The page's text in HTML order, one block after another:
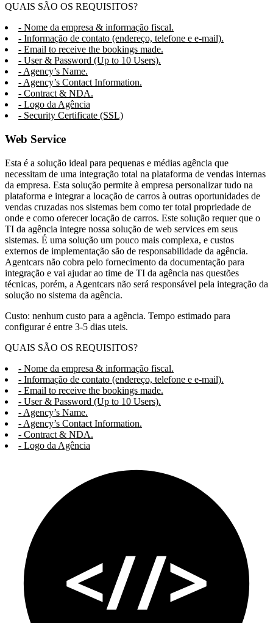
QUAIS SÃO OS REQUISITOS?
- Nome da empresa & informação fiscal.
- Informação de contato (endereço, telefone e e-mail).
- Email to receive the bookings made.
- User & Password (Up to 10 Users).
- Agency’s Name.
- Agency’s Contact Information.
- Contract & NDA.
- Logo da Agência
- Security Certificate (SSL)
Web Service
Esta é a solução ideal para pequenas e médias agência que
necessitam de uma integração total na plataforma de vendas internas
da empresa. Esta solução permite à empresa personalizar tudo na
plataforma e integrar a locação de carros à outras oportunidades de
vendas cruzadas nos sistemas bem como ter total propriedade de
onde e como oferecer locação de carros. Este solução requer que o
TI da agência integre nossa solução de web services em seus
sistemas. É uma solução um pouco mais complexa, e custos
externos de implementação são de responsabilidade da agência.
Agentcars não cobra pelo fornecimento da documentação para
integração e vai ajudar ao time de TI da agência nas questões
técnicas, porém, a Agentcars não será responsável pela integração da
solução no sistema da agência.
Custo: nenhum custo para a agência. Tempo estimado para
configurar é entre 3-5 dias uteis.
QUAIS SÃO OS REQUISITOS?
- Nome da empresa & informação fiscal.
- Informação de contato (endereço, telefone e e-mail).
- Email to receive the bookings made.
- User & Password (Up to 10 Users).
- Agency’s Name.
- Agency’s Contact Information.
- Contract & NDA.
- Logo da Agência